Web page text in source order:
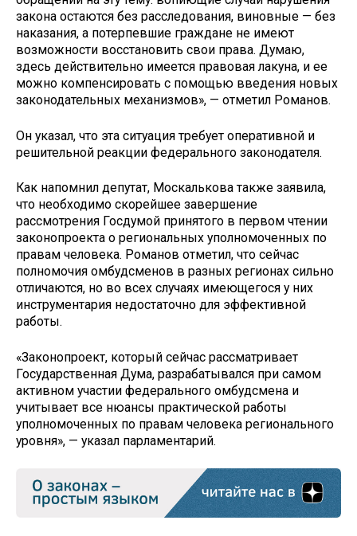
закона остаются без расследования, виновные — без
наказания, а потерпевшие граждане не имеют
возможности восстановить свои права. Думаю,
здесь действительно имеется правовая лакуна, и ее
можно компенсировать с помощью введения новых
законодательных механизмов», — отметил Романов.
Он указал, что эта ситуация требует оперативной и
решительной реакции федерального законодателя.
Как напомнил депутат, Москалькова также заявила,
что необходимо скорейшее завершение
рассмотрения Госдумой принятого в первом чтении
законопроекта о региональных уполномоченных по
правам человека. Романов отметил, что сейчас
полномочия омбудсменов в разных регионах сильно
отличаются, но во всех случаях имеющегося у них
инструментария недостаточно для эффективной
работы.
«Законопроект, который сейчас рассматривает
Государственная Дума, разрабатывался при самом
активном участии федерального омбудсмена и
учитывает все нюансы практической работы
уполномоченных по правам человека регионального
уровня», — указал парламентарий.